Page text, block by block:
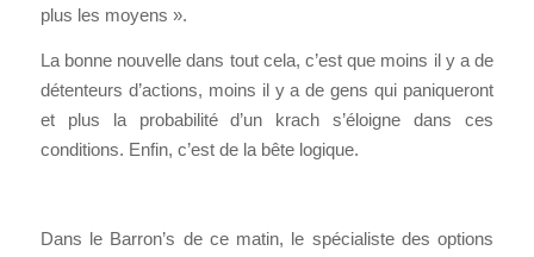
plus les moyens ».
La bonne nouvelle dans tout cela, c’est que moins il y a de
détenteurs d’actions, moins il y a de gens qui paniqueront
et plus la probabilité d’un krach s’éloigne dans ces
conditions. Enfin, c’est de la bête logique.
Dans le Barron’s de ce matin, le spécialiste des options